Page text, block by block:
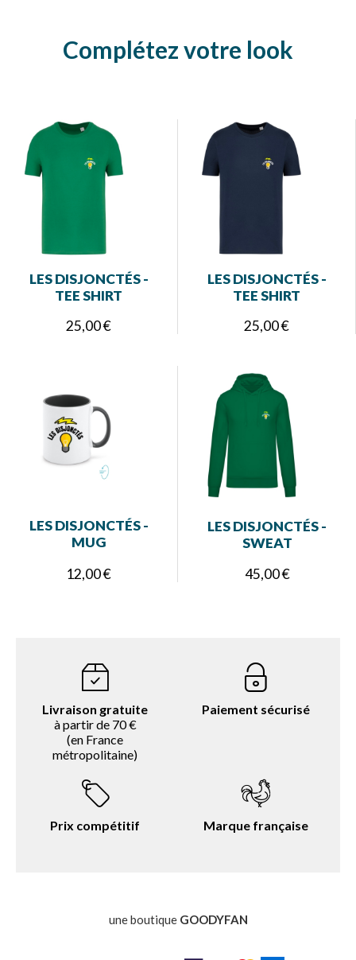
Complétez votre look
LES DISJONCTÉS -
TEE SHIRT
25,00 €
LES DISJONCTÉS -
TEE SHIRT
25,00 €
LES DISJONCTÉS -
MUG
12,00 €
LES DISJONCTÉS -
SWEAT
45,00 €
Livraison gratuite
à partir de 70 €
(en France
métropolitaine)
Paiement sécurisé
Prix compétitif Marque française
une boutique GOODYFAN